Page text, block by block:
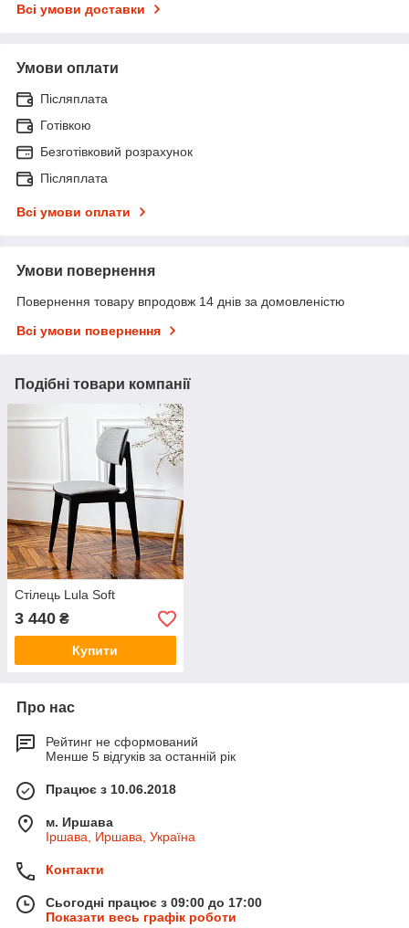
Всі умови доставки
Умови оплати
Післяплата
Готівкою
Безготівковий розрахунок
Післяплата
Всі умови оплати
Умови повернення
Повернення товару впродовж 14 днів за домовленістю
Всі умови повернення
Подібні товари компанії
Стілець Lula Soft
3 440 ₴
Купити
Про нас
Рейтинг не сформований
Менше 5 відгуків за останній рік
Працює з 10.06.2018
м. Иршава
Іршава, Иршава, Україна
Контакти
Сьогодні працює з 09:00 до 17:00
Показати весь графік роботи